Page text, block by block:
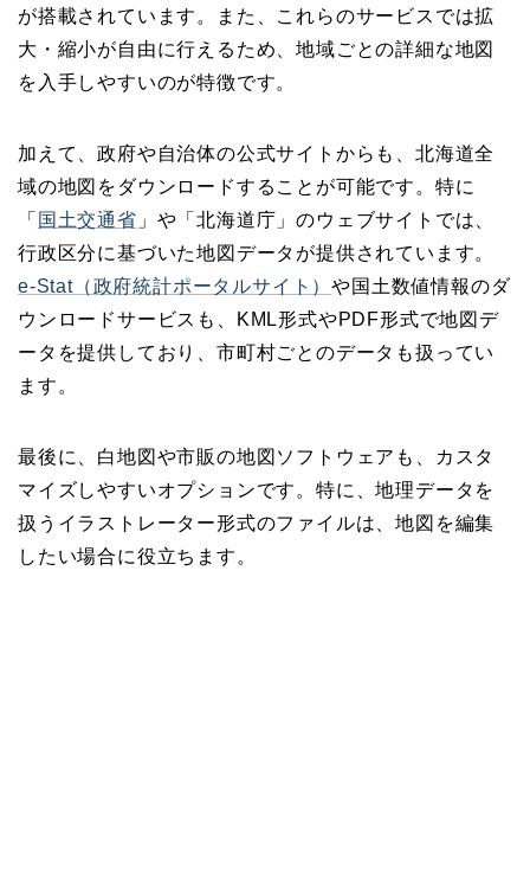
が搭載されています。また、これらのサービスでは拡
大・縮小が自由に行えるため、地域ごとの詳細な地図
を入手しやすいのが特徴です。
加えて、政府や自治体の公式サイトからも、北海道全
域の地図をダウンロードすることが可能です。特に
「 国土交通省 」や「北海道庁」のウェブサイトでは、
行政区分に基づいた地図データが提供されています。
e-Stat（政府統計ポータルサイト）や国土数値情報のダ
ウンロードサービスも、KML形式やPDF形式で地図デ
ータを提供しており、市町村ごとのデータも扱ってい
ます。
最後に、白地図や市販の地図ソフトウェアも、カスタ
マイズしやすいオプションです。特に、地理データを
扱うイラストレーター形式のファイルは、地図を編集
したい場合に役立ちます。